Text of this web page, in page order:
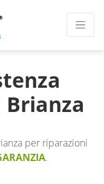
Brianza
per riparazioni
.